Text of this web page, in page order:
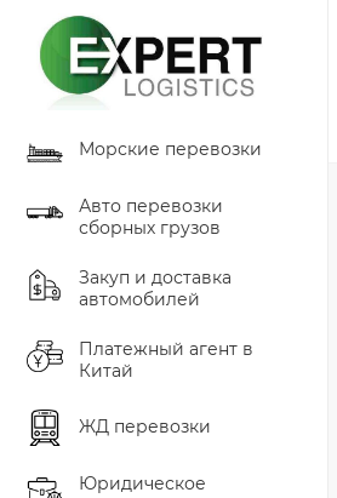
Морские перевозки
Авто перевозки
сборных грузов
Закуп и доставка
автомобилей
Платежный агент в
Китай
ЖД перевозки
Юридическое